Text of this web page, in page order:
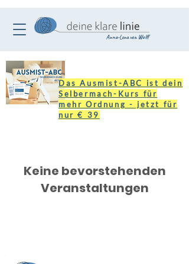
Anna-Lena von Wolff
Das Ausmist-ABC ist dein
Selbermach-Kurs für
mehr Ordnung - jetzt für
nur € 39
Keine bevorstehenden
Veranstaltungen